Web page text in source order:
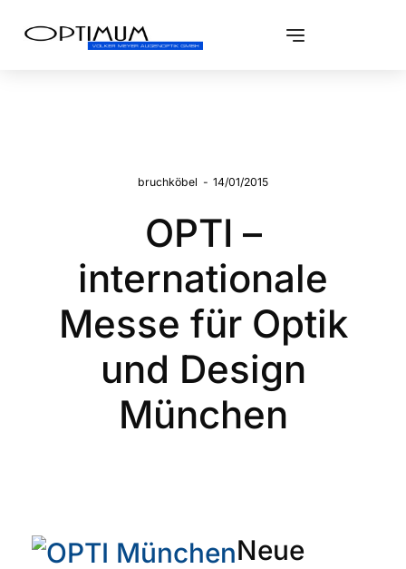
bruchköbel - 14/01/2015
OPTI –
internationale
Messe für Optik
und Design
München
Neue